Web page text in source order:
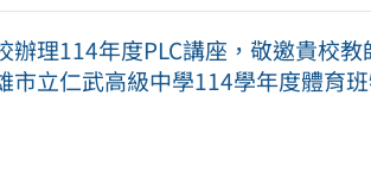
辦理114年度PLC講座，敬邀貴校教
市立仁武高級中學114學年度體育